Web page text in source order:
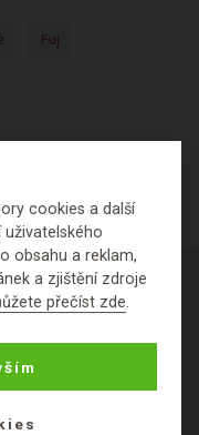
Fuj
cookies a další
obsahu a reklam,
a zjištění zdroje
přečíst zde.